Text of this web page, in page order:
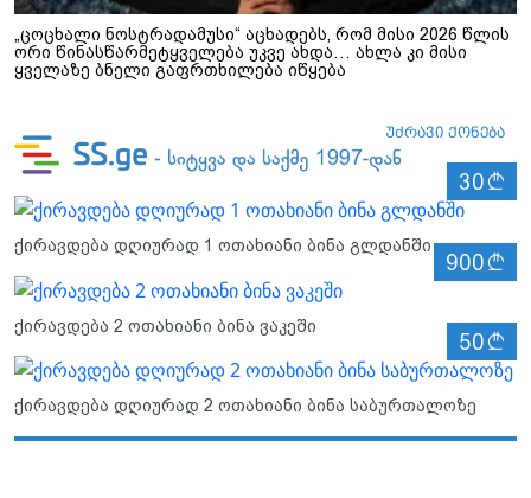
„ცოცხალი ნოსტრადამუსი“ აცხადებს, რომ მისი 2026 წლის
ორი წინასწარმეტყველება უკვე ახდა… ახლა კი მისი
ყველაზე ბნელი გაფრთხილება იწყება
30
ქირავდება დღიურად 1 ოთახიანი ბინა გლდანში
900
ქირავდება 2 ოთახიანი ბინა ვაკეში
50
ქირავდება დღიურად 2 ოთახიანი ბინა საბურთალოზე